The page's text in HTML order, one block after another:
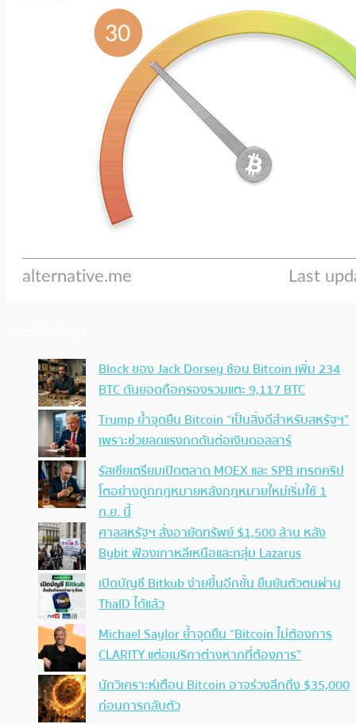
Block ของ Jack Dorsey ช้อน Bitcoin เพิ่ม 234
BTC ดันยอดถือครองรวมแตะ 9,117 BTC
Trump ย้ำจุดยืน Bitcoin “เป็นสิ่งดีสำหรับสหรัฐฯ”
เพราะช่วยลดแรงกดดันต่อเงินดอลลาร์
รัสเซียเตรียมเปิดตลาด MOEX และ SPB เทรดคริป
โตอย่างถูกกฎหมายหลังกฎหมายใหม่เริ่มใช้ 1
ก.ย. นี้
ศาลสหรัฐฯ สั่งอายัดทรัพย์ $1,500 ล้าน หลัง
Bybit ฟ้องเกาหลีเหนือและกลุ่ม Lazarus
เปิดบัญชี Bitkub ง่ายขึ้นอีกขั้น ยืนยันตัวตนผ่าน
ThaID ได้แล้ว
Michael Saylor ย้ำจุดยืน “Bitcoin ไม่ต้องการ
CLARITY แต่อเมริกาต่างหากที่ต้องการ”
นักวิเคราะห์เตือน Bitcoin อาจร่วงลึกถึง $35,000
ก่อนการกลับตัว